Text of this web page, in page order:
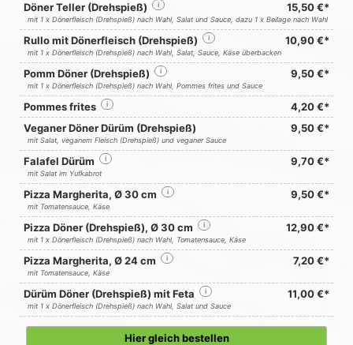
Döner Teller (Drehspieß) i 15,50 €*
mit 1 x Dönerfleisch (Drehspieß) nach Wahl, Salat und Sauce, dazu 1 x Beilage nach Wahl
Rullo mit Dönerfleisch (Drehspieß) i 10,90 €*
mit 1 x Dönerfleisch (Drehspieß) nach Wahl, Salat, Sauce, Käse überbacken
Pomm Döner (Drehspieß) i 9,50 €*
mit 1 x Dönerfleisch (Drehspieß) nach Wahl, Pommes frites und Sauce
Pommes frites i
4,20 €*
Veganer Döner Dürüm (Drehspieß)
9,50 €*
mit Salat, veganem Fleisch (Drehspieß) und veganer Sauce
Falafel Dürüm i 9,70 €*
mit Salat im Yufkabrot
Pizza Margherita, Ø 30 cm i 9,50 €*
mit Tomatensauce, Käse
Pizza Döner (Drehspieß), Ø 30 cm i 12,90 €*
mit 1 x Dönerfleisch (Drehspieß) nach Wahl, Tomatensauce, Käse
Pizza Margherita, Ø 24 cm i 7,20 €*
mit Tomatensauce, Käse
Dürüm Döner (Drehspieß) mit Feta i 11,00 €*
mit 1 x Dönerfleisch (Drehspieß) nach Wahl, Salat und Sauce
Hier gleich bestellen